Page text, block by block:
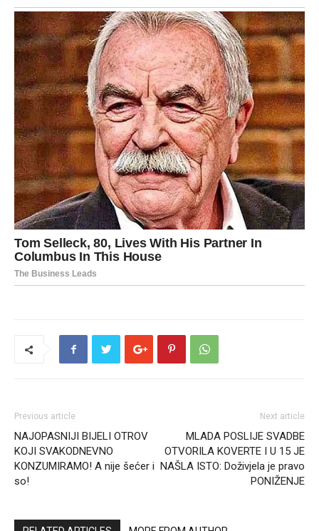
Previous article
NAJOPASNIJI BIJELI OTROV
KOJI SVAKODNEVNO
KONZUMIRAMO! A nije šećer i
so!
Next article
MLADA POSLIJE SVADBE
OTVORILA KOVERTE I U 15 JE
NAŠLA ISTO: Doživjela je pravo
PONIŽENJE